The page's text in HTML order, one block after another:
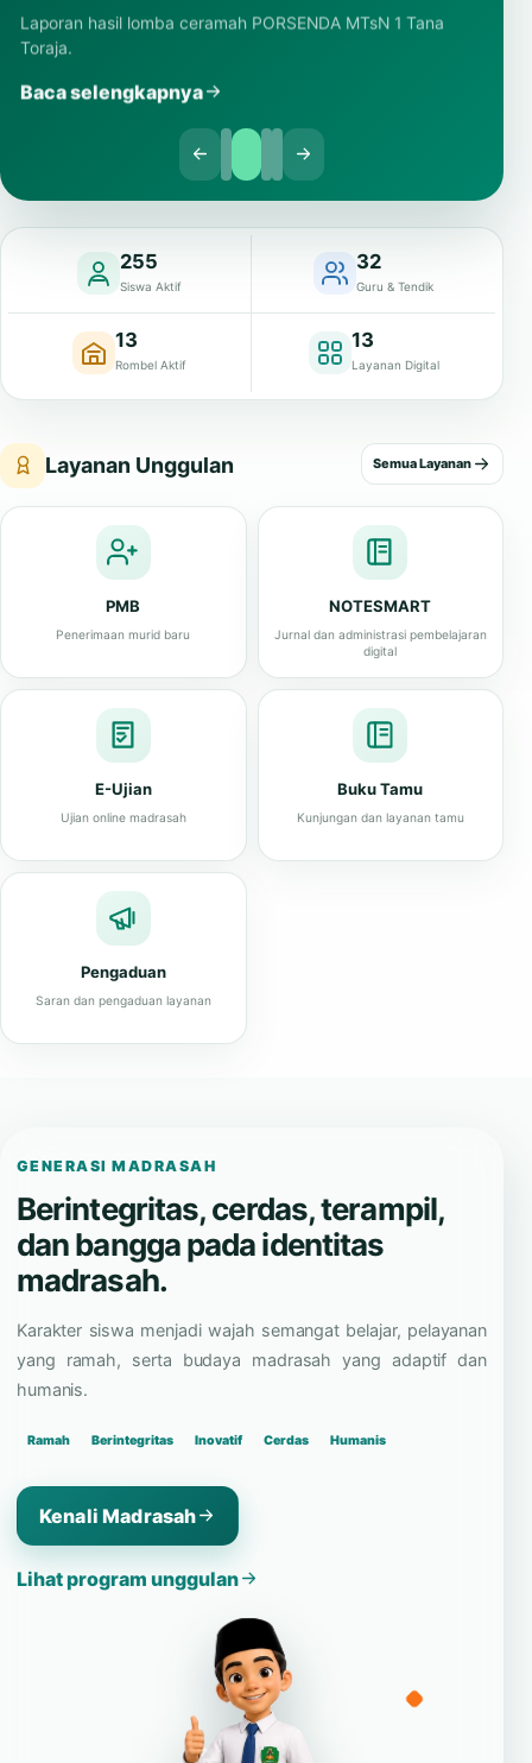
Laporan hasil lomba ceramah PORSENDA MTsN 1 Tana
Toraja.
Baca selengkapnya
255
Siswa Aktif
32
Guru & Tendik
13
Rombel Aktif
13
Layanan Digital
Layanan Unggulan Semua Layanan
PMB
Penerimaan murid baru
NOTESMART
Jurnal dan administrasi pembelajaran
digital
E-Ujian
Ujian online madrasah
Buku Tamu
Kunjungan dan layanan tamu
Pengaduan
Saran dan pengaduan layanan
GENERASI MADRASAH
Berintegritas, cerdas, terampil,
dan bangga pada identitas
madrasah.
Karakter siswa menjadi wajah semangat belajar, pelayanan
yang ramah, serta budaya madrasah yang adaptif dan
humanis.
Ramah Berintegritas Inovatif Cerdas Humanis
Kenali Madrasah
Lihat program unggulan